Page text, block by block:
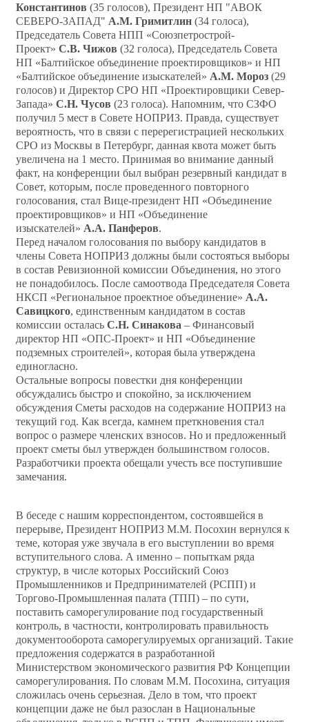
Константинов (35 голосов), Президент НП "АВОК
СЕВЕРО-ЗАПАД" А.М. Гримитлин (34 голоса),
Председатель Совета НПП «Союзпетрострой-
Проект» С.В. Чижов (32 голоса), Председатель Совета
НП «Балтийское объединение проектировщиков» и НП
«Балтийское объединение изыскателей» А.М. Мороз (29
голосов) и Директор СРО НП «Проектировщики Север-
Запада» С.Н. Чусов (23 голоса). Напомним, что СЗФО
получил 5 мест в Совете НОПРИЗ. Правда, существует
вероятность, что в связи с перерегистрацией нескольких
СРО из Москвы в Петербург, данная квота может быть
увеличена на 1 место. Принимая во внимание данный
факт, на конференции был выбран резервный кандидат в
Совет, которым, после проведенного повторного
голосования, стал Вице-президент НП «Объединение
проектировщиков» и НП «Объединение
изыскателей» А.А. Панферов.
Перед началом голосования по выбору кандидатов в
члены Совета НОПРИЗ должны были состояться выборы
в состав Ревизионной комиссии Объединения, но этого
не понадобилось. После самоотвода Председателя Совета
НКСП «Региональное проектное объединение» А.А.
Савицкого, единственным кандидатом в состав
комиссии осталась С.Н. Синакова – Финансовый
директор НП «ОПС-Проект» и НП «Объединение
подземных строителей», которая была утверждена
единогласно.
Остальные вопросы повестки дня конференции
обсуждались быстро и спокойно, за исключением
обсуждения Сметы расходов на содержание НОПРИЗ на
текущий год. Как всегда, камнем преткновения стал
вопрос о размере членских взносов. Но и предложенный
проект сметы был утвержден большинством голосов.
Разработчики проекта обещали учесть все поступившие
замечания.
В беседе с нашим корреспондентом, состоявшейся в
перерыве, Президент НОПРИЗ М.М. Посохин вернулся к
теме, которая уже звучала в его выступлении во время
вступительного слова. А именно – попыткам ряда
структур, в числе которых Российский Союз
Промышленников и Предпринимателей (РСПП) и
Торгово-Промышленная палата (ТПП) – по сути,
поставить саморегулирование под государственный
контроль, в частности, контролировать правильность
документооборота саморегулируемых организаций. Такие
предложения содержатся в разработанной
Министерством экономического развития РФ Концепции
саморегулирования. По словам М.М. Посохина, ситуация
сложилась очень серьезная. Дело в том, что проект
концепции даже не был разослан в Национальные